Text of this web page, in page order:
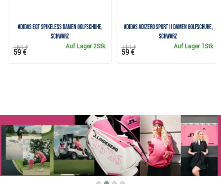
Adidas EQT Spikeless Damen Golfschuhe,
schwarz
Auf Lager2Stk.
150 €
59 €
Adidas adizero Sport II Damen Golfschuhe,
schwarz
Auf Lager 1Stk.
119 €
59 €